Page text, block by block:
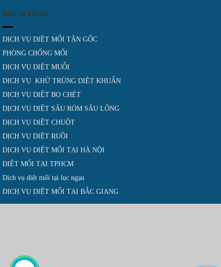
Dịch vụ nổi bật
DỊCH VỤ DIỆT MỐI TẬN GỐC
PHÒNG CHỐNG MỐI
DỊCH VỤ DIỆT MUỖI
DỊCH VỤ KHỬ TRÙNG DIỆT KHUẨN
DỊCH VỤ DIỆT BỌ CHÉT
DỊCH VỤ DIỆT SÂU RÓM SÂU LÔNG
DỊCH VỤ DIỆT CHUỘT
DỊCH VỤ DIỆT RUỒI
DỊCH VỤ DIỆT MỐI TẠI HÀ NỘI
DIỆT MỐI TẠI TPHCM
Dịch vụ diệt mối tại lục ngạn
DỊCH VỤ DIỆT MỐI TẠI BẮC GIANG